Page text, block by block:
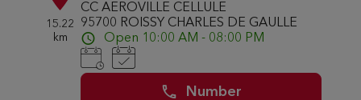
15.22
km
CC AEROVILLE CELLULE
95700 ROISSY CHARLES DE GAULLE
Open 10:00 AM - 08:00 PM
Number